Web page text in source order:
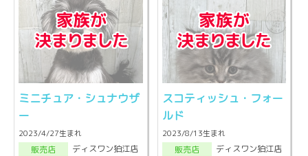
ミニチュア・シュナウザ
ー
2023/4/27生まれ
販売店
ディスワン狛江店
スコティッシュ・フォー
ルド
2023/8/13生まれ
販売店
ディスワン狛江店